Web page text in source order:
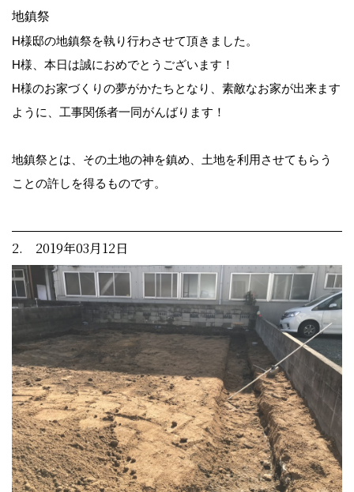
地鎮祭
H様邸の地鎮祭を執り行わさせて頂きました。
H様、本日は誠におめでとうございます！
H様のお家づくりの夢がかたちとなり、素敵なお家が出来ます
ように、工事関係者一同がんばります！
地鎮祭とは、その土地の神を鎮め、土地を利用させてもらう
ことの許しを得るものです。
2. 2019年03月12日